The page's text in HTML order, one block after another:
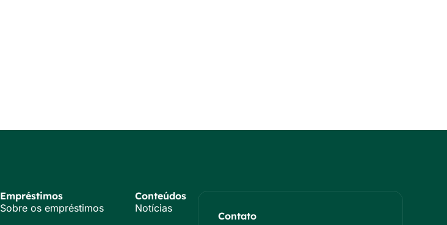
Empréstimos
Sobre os empréstimos
Conteúdos
Notícias
Contato